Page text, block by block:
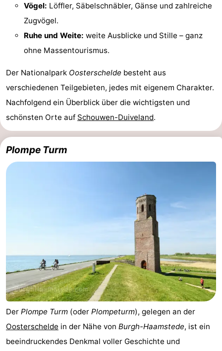
Minigolfplätze
Wellness-
Zentren
Dörfer
Städte
Natur
Führungen
Sport
-
Schwimmbader
-
Radfahren
-
Surfen
-
Sportangeln
-
Tauchen
Seehunden
Essen
und
Veranstaltungen
Vögel: Löffler, Säbelschnäbler, Gänse und zahlreiche
Zugvögel.
Ruhe und Weite: weite Ausblicke und Stille – ganz
ohne Massentourismus.
Der Nationalpark Oosterschelde besteht aus
verschiedenen Teilgebieten, jedes mit eigenem Charakter.
Nachfolgend ein Überblick über die wichtigsten und
schönsten Orte auf Schouwen-Duiveland.
Plompe Turm
Der Plompe Turm (oder Plompeturm), gelegen an der
Oosterschelde in der Nähe von Burgh-Haamstede, ist ein
beeindruckendes Denkmal voller Geschichte und